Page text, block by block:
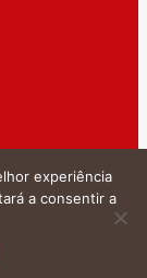
experiência
a consentir a